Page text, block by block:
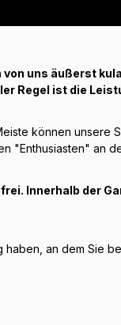
von uns äußerst
Regel ist die
können
"Enthusiasten" an
Innerhalb der
an dem Sie